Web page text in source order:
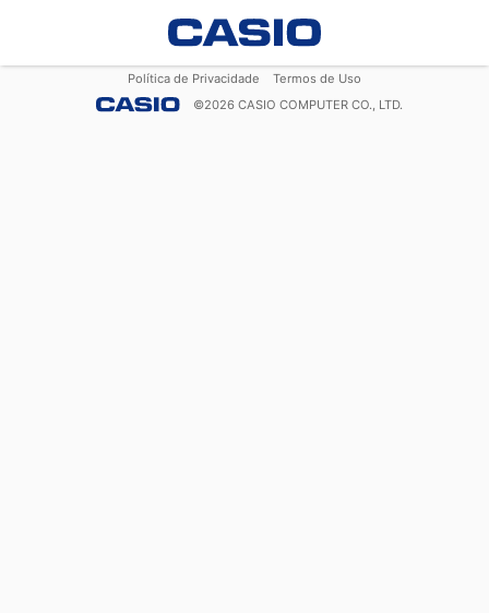
Política de Privacidade
Termos de Uso
©2026 CASIO COMPUTER CO., LTD.